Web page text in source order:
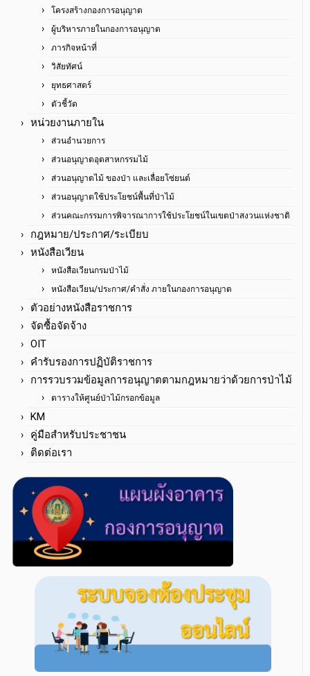
โครงสร้างกองการอนุญาต
ผู้บริหารภายในกองการอนุญาต
ภารกิจหน้าที่
วิสัยทัศน์
ยุทธศาสตร์
ตัวชี้วัด
หน่วยงานภายใน
ส่วนอำนวยการ
ส่วนอนุญาตอุตสาหกรรมไม้
ส่วนอนุญาตไม้ ของป่า และเลื่อยโซ่ยนต์
ส่วนอนุญาตใช้ประโยชน์พื้นที่ป่าไม้
ส่วนคณะกรรมการพิจารณาการใช้ประโยชน์ในเขตป่าสงวนแห่งชาติ
กฎหมาย/ประกาศ/ระเบียบ
หนังสือเวียน
หนังสือเวียนกรมป่าไม้
หนังสือเวียน/ประกาศ/คำสั่ง ภายในกองการอนุญาต
ตัวอย่างหนังสือราชการ
จัดซื้อจัดจ้าง
OIT
คำรับรองการปฏิบัติราชการ
การรวบรวมข้อมูลการอนุญาตตามกฎหมายว่าด้วยการป่าไม้
ตารางให้ศูนย์ป่าไม้กรอกข้อมูล
KM
คู่มือสำหรับประชาชน
ติดต่อเรา